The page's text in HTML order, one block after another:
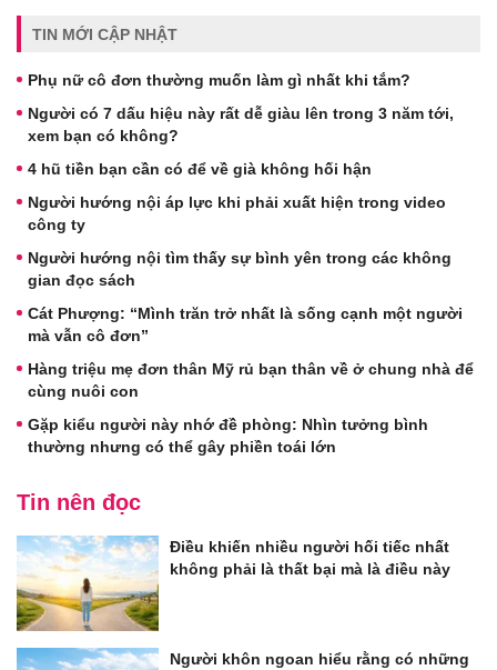
TIN MỚI CẬP NHẬT
Phụ nữ cô đơn thường muốn làm gì nhất khi tắm?
Người có 7 dấu hiệu này rất dễ giàu lên trong 3 năm tới,
xem bạn có không?
4 hũ tiền bạn cần có để về già không hối hận
Người hướng nội áp lực khi phải xuất hiện trong video
công ty
Người hướng nội tìm thấy sự bình yên trong các không
gian đọc sách
Cát Phượng: “Mình trăn trở nhất là sống cạnh một người
mà vẫn cô đơn”
Hàng triệu mẹ đơn thân Mỹ rủ bạn thân về ở chung nhà để
cùng nuôi con
Gặp kiểu người này nhớ đề phòng: Nhìn tưởng bình
thường nhưng có thể gây phiền toái lớn
Tin nên đọc
Điều khiến nhiều người hối tiếc nhất
không phải là thất bại mà là điều này
Người khôn ngoan hiểu rằng có những